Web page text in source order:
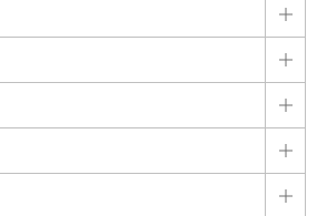
詳
詳
詳
詳
詳